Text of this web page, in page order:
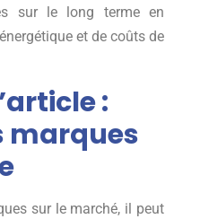
sur le long terme en
et de coûts de
:
marques
sur le marché, il peut